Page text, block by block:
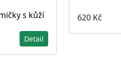
s kůží
Detail
620 Kč